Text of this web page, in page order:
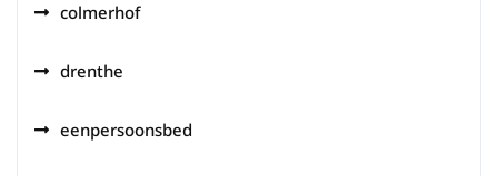
colmerhof
drenthe
eenpersoonsbed